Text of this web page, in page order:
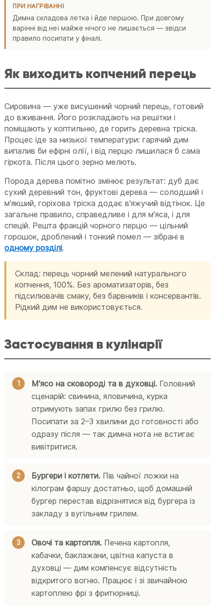
ПРИ НАГРІВАННІ
Димна складова летка і йде першою. При довгому
варінні від неї майже нічого не лишається — звідси
правило посипати у фіналі.
Як виходить копчений перець
Сировина — уже висушений чорний перець, готовий
до вживання. Його розкладають на решітки і
поміщають у коптильню, де горить деревна тріска.
Процес іде за низької температури: гарячий дим
випалив би ефірні олії, і від перцю лишилася б сама
гіркота. Після цього зерно мелють.
Порода дерева помітно змінює результат: дуб дає
сухий деревний тон, фруктові дерева — солодший і
м'якший, горіхова тріска додає в'яжучий відтінок. Це
загальне правило, справедливе і для м'яса, і для
спецій. Решта фракцій чорного перцю — цільний
горошок, дроблений і тонкий помел — зібрані в
одному розділі.
Склад: перець чорний мелений натурального
копчення, 100%. Без ароматизаторів, без
підсилювачів смаку, без барвників і консервантів.
Рідкий дим не використовується.
Застосування в кулінарії
М'ясо на сковороді та в духовці. Головний
сценарій: свинина, яловичина, курка
отримують запах грилю без грилю.
Посипати за 2–3 хвилини до готовності або
одразу після — так димна нота не встигає
вивітритися.
Бургери і котлети. Пів чайної ложки на
кілограм фаршу достатньо, щоб домашній
бургер перестав відрізнятися від бургера із
закладу з вугільним грилем.
Овочі та картопля. Печена картопля,
кабачки, баклажани, цвітна капуста в
духовці — дим компенсує відсутність
відкритого вогню. Працює і зі звичайною
картоплею фрі з фритюрниці.